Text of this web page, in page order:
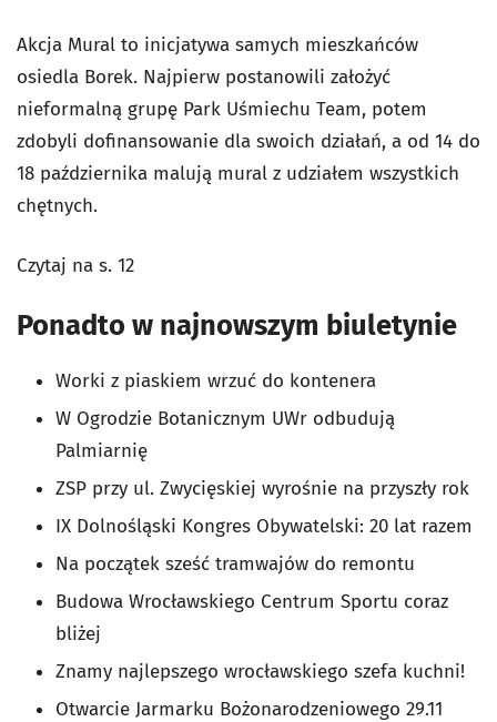
Akcja Mural to inicjatywa samych mieszkańców
osiedla Borek. Najpierw postanowili założyć
nieformalną grupę Park Uśmiechu Team, potem
zdobyli dofinansowanie dla swoich działań, a od 14 do
18 października malują mural z udziałem wszystkich
chętnych.
Czytaj na s. 12
Ponadto w najnowszym biuletynie
Worki z piaskiem wrzuć do kontenera
W Ogrodzie Botanicznym UWr odbudują
Palmiarnię
ZSP przy ul. Zwycięskiej wyrośnie na przyszły rok
IX Dolnośląski Kongres Obywatelski: 20 lat razem
Na początek sześć tramwajów do remontu
Budowa Wrocławskiego Centrum Sportu coraz
bliżej
Znamy najlepszego wrocławskiego szefa kuchni!
Otwarcie Jarmarku Bożonarodzeniowego 29.11